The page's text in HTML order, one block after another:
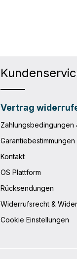
Vertrag
Zahlungsbedingungen
Garantiebestimmungen
Kontakt
OS Plattform
Rücksendungen
Widerrufsrecht &
Cookie Einstellungen